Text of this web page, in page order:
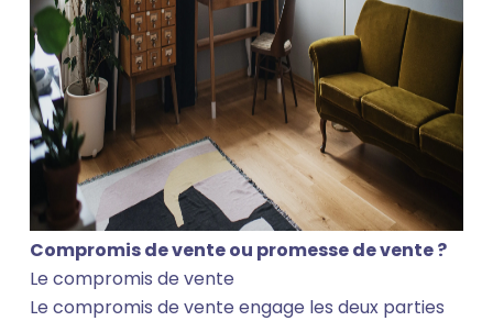
Compromis de vente ou promesse de vente ?
Le compromis de vente
Le compromis de vente engage les deux parties